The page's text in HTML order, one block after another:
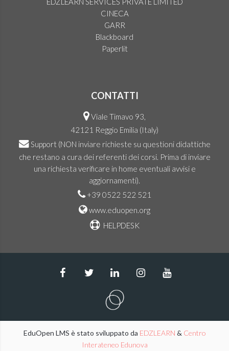
CINECA
GARR
Blackboard
Paperlit
CONTATTI
Viale Timavo 93,
42121 Reggio Emilia (Italy)
Support (NON inviare richieste su questioni didattiche
che restano a cura dei referenti dei corsi. Prima di inviare
una richiesta verificare in home eventuali avvisi e
aggiornamenti).
+39 0522 522 521
www.eduopen.org
HELPDESK
EduOpen LMS è stato sviluppato da EDZLEARN & Centro
Interateneo Edunova